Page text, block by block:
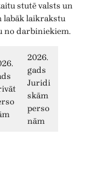
stutē valsts un
labāk laikrakstu
no darbiniekiem.
2026.
gads
Juridi
skām
perso
nām